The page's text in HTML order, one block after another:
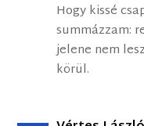
Hogy kissé
summázzam:
jelene nem
körül.